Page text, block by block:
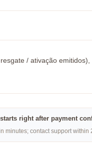
/ ativação
right after payment
contact support within